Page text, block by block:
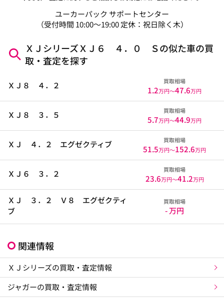
ユーカーパック サポートセンター
（受付時間 10:00～19:00 定休：祝日除く木）
ＸＪシリーズＸＪ６ ４．０ Ｓの似た車の買
取・査定を探す
ＸＪ８ ４．２ 買取相場
1.2万円〜47.6万円
ＸＪ８ ３．５ 買取相場
5.7万円〜44.9万円
ＸＪ ４．２ エグゼクティブ 買取相場
51.5万円〜152.6万円
ＸＪ６ ３．２ 買取相場
23.6万円〜41.2万円
ＸＪ ３．２ Ｖ８ エグゼクティ
ブ
買取相場
- 万円
関連情報
ＸＪシリーズの買取・査定情報
ジャガーの買取・査定情報